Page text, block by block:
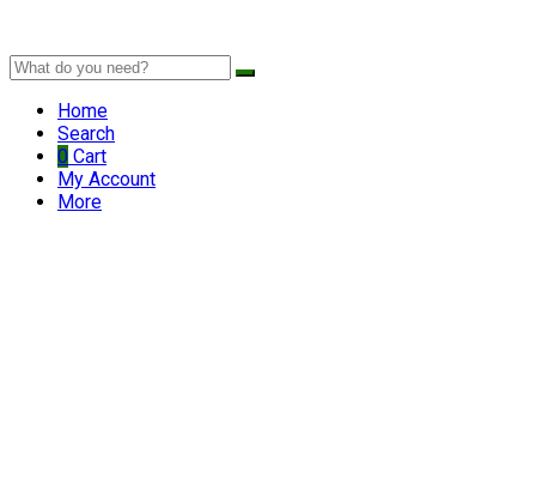
Home
Search
0 Cart
My Account
More